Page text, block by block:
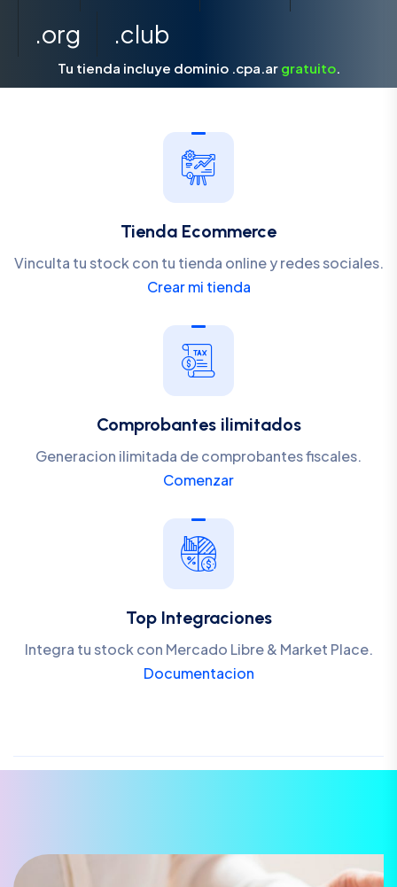
.org
.club
Tu tienda incluye dominio .cpa.ar gratuito.
Tienda Ecommerce
Vinculta tu stock con tu tienda online y redes sociales.
Crear mi tienda
Comprobantes ilimitados
Generacion ilimitada de comprobantes fiscales.
Comenzar
Top Integraciones
Integra tu stock con Mercado Libre & Market Place.
Documentacion